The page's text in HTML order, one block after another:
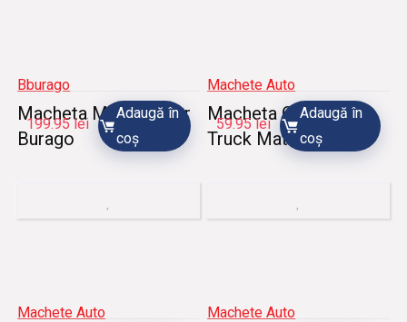
Bburago
Macheta Mini Cooper
Burago
199.95lei
Adaugă în
coș
Machete Auto
Macheta Concrete
Truck Matcbox
59.95lei
Adaugă în
coș
Machete Auto Machete Auto